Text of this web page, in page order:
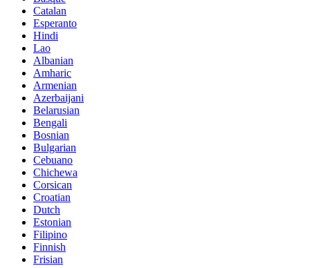
Catalan
Esperanto
Hindi
Lao
Albanian
Amharic
Armenian
Azerbaijani
Belarusian
Bengali
Bosnian
Bulgarian
Cebuano
Chichewa
Corsican
Croatian
Dutch
Estonian
Filipino
Finnish
Frisian